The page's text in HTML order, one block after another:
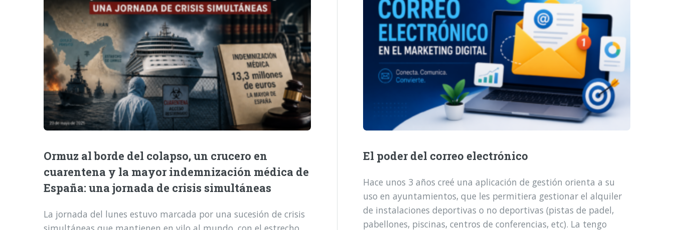
Ormuz al borde del colapso, un crucero en
cuarentena y la mayor indemnización médica de
España: una jornada de crisis simultáneas
La jornada del lunes estuvo marcada por una sucesión de crisis
El poder del correo electrónico
Hace unos 3 años creé una aplicación de gestión orienta a su
uso en ayuntamientos, que les permitiera gestionar el alquiler
de instalaciones deportivas o no deportivas (pistas de padel,
pabellones, piscinas, centros de conferencias, etc). La tengo